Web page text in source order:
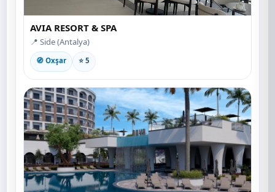
AVIA RESORT & SPA
📍 Side (Antalya)
🧭 Oxşar ⭐ 5